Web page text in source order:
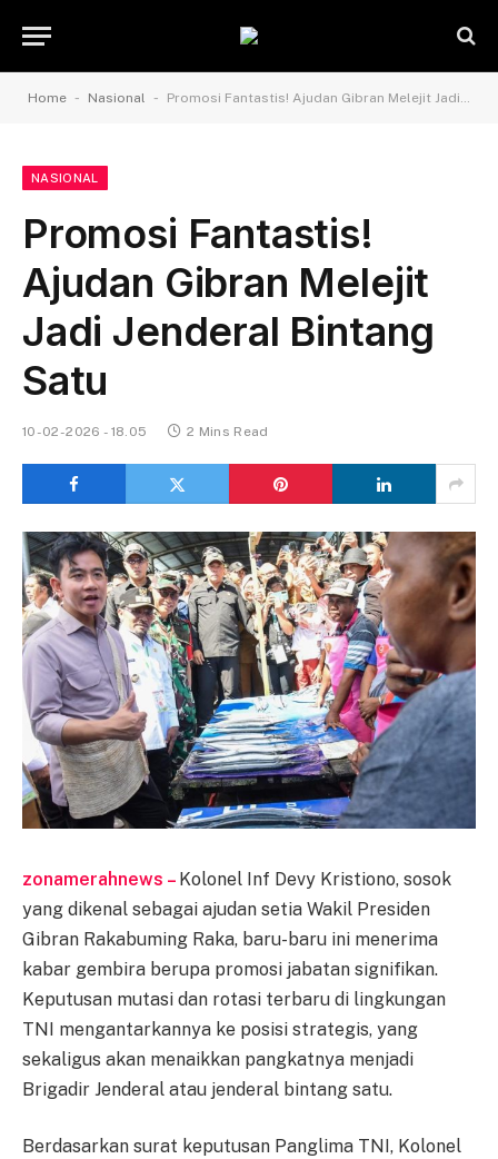
Home - Nasional - Promosi Fantastis! Ajudan Gibran Melejit Jadi Jenderal Bintang Satu
NASIONAL
Promosi Fantastis!
Ajudan Gibran Melejit
Jadi Jenderal Bintang
Satu
10-02-2026 - 18.05 2 Mins Read
zonamerahnews – Kolonel Inf Devy Kristiono, sosok
yang dikenal sebagai ajudan setia Wakil Presiden
Gibran Rakabuming Raka, baru-baru ini menerima
kabar gembira berupa promosi jabatan signifikan.
Keputusan mutasi dan rotasi terbaru di lingkungan
TNI mengantarkannya ke posisi strategis, yang
sekaligus akan menaikkan pangkatnya menjadi
Brigadir Jenderal atau jenderal bintang satu.
Berdasarkan surat keputusan Panglima TNI, Kolonel